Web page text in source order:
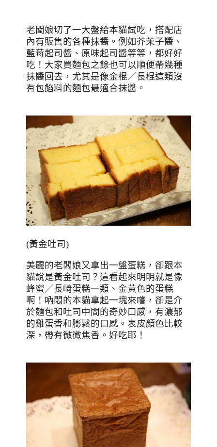
老闆娘切了一大盤給本貓試吃，搭配店
內有販售的各種抹醬。例如芥茉子醬、
藍莓起司醬、原味起司醬等等，都好好
吃！大家買麵包之餘也可以順便帶幾種
抹醬回去，尤其是像金棍／長棍這類沒
有包餡料的麵包最適合抹醬。
(黃金吐司)
美麗的老闆娘又拿出一盤蛋糕，卻跟本
貓說是黃金吐司？這看起來明明就是像
蜂蜜／長崎蛋糕一類、金黃色的蛋糕
啊！吶悶的本貓拿起一塊來嚐，卻是介
於麵包和吐司中間的奇妙口感，有濃郁
的雞蛋香和膨鬆的口感。表皮顏色比較
深，帶有微微焦香。好吃耶！